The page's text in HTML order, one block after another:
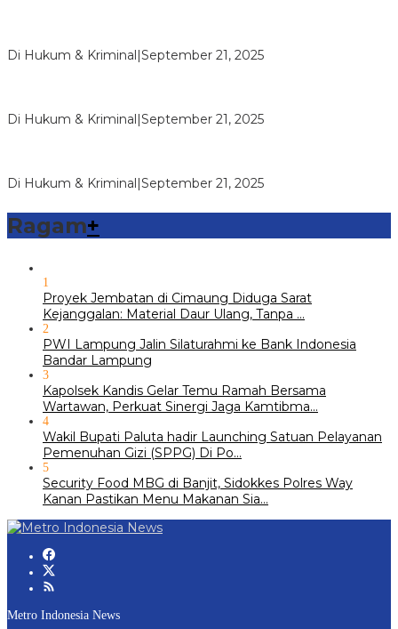
Di Hukum & Kriminal|September 21, 2025
Di Hukum & Kriminal|September 21, 2025
Di Hukum & Kriminal|September 21, 2025
Ragam+
1
Proyek Jembatan di Cimaung Diduga Sarat
Kejanggalan: Material Daur Ulang, Tanpa …
2
PWI Lampung Jalin Silaturahmi ke Bank Indonesia
Bandar Lampung
3
Kapolsek Kandis Gelar Temu Ramah Bersama
Wartawan, Perkuat Sinergi Jaga Kamtibma…
4
Wakil Bupati Paluta hadir Launching Satuan Pelayanan
Pemenuhan Gizi (SPPG) Di Po…
5
Security Food MBG di Banjit, Sidokkes Polres Way
Kanan Pastikan Menu Makanan Sia…
Metro Indonesia News